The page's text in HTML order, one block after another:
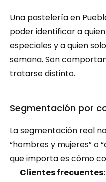
Una pastelería en
poder identificar a
especiales y a quien
semana. Son
tratarse distinto.
Segmentación por
La segmentación real
“hombres y mujeres” o
que importa es cómo
Clientes frecuentes: